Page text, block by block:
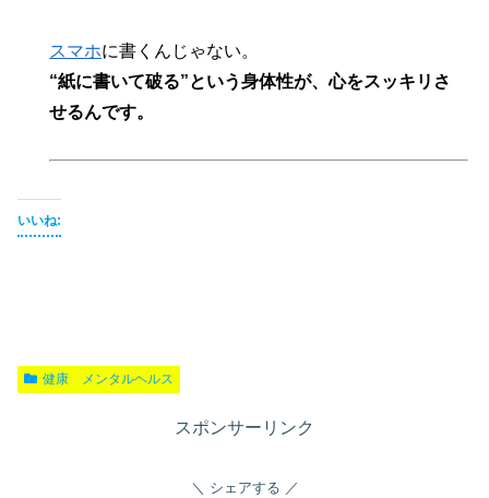
スマホに書くんじゃない。
“紙に書いて破る”という身体性が、心をスッキリさ
せるんです。
いいね:
健康 メンタルヘルス
スポンサーリンク
シェアする